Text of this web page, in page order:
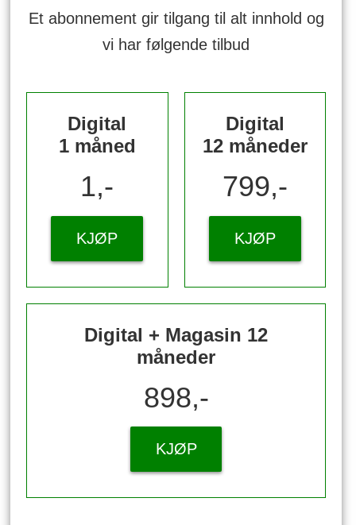
Et abonnement gir tilgang til alt innhold og
vi har følgende tilbud
Digital
1 måned
1,-
KJØP
Digital
12 måneder
799,-
KJØP
Digital + Magasin 12
måneder
898,-
KJØP